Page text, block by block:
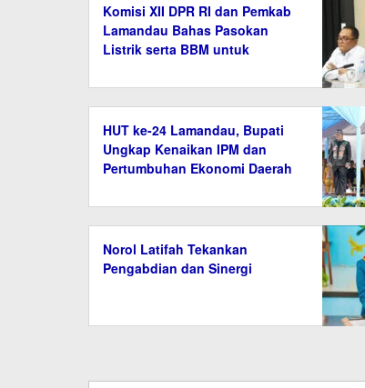
Komisi XII DPR RI dan Pemkab
Lamandau Bahas Pasokan
Listrik serta BBM untuk
HUT ke-24 Lamandau, Bupati
Ungkap Kenaikan IPM dan
Pertumbuhan Ekonomi Daerah
Norol Latifah Tekankan
Pengabdian dan Sinergi